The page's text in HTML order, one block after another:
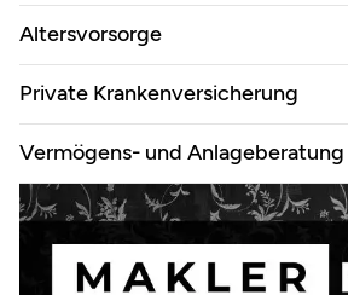
Altersvorsorge
Private Krankenversicherung
Vermögens- und Anlageberatung